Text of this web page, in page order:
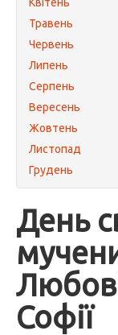
Травень
Червень
Липень
Серпень
Вересень
Жовтень
Листопад
Грудень
День
Софії